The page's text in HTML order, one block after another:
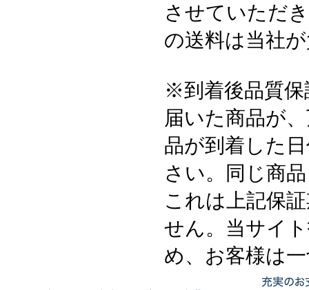
させていただ
の送料は当社
※到着後品質
届いた商品が
品が到着した
さい。同じ商
これは上記保
せん。当サイ
め、お客様は